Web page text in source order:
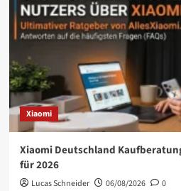
Xiaomi
Xiaomi Deutschland
für 2026
Lucas Schneider 06/08/2026 0